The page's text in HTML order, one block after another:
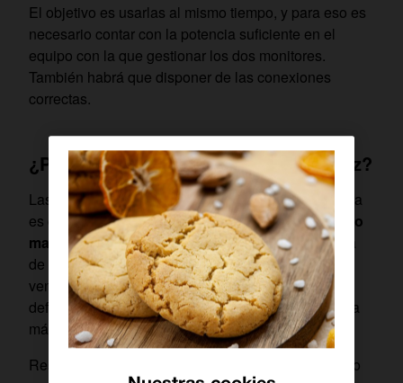
El objetivo es usarlas al mismo tiempo, y para eso es
necesario contar con la potencia suficiente en el
equipo con la que gestionar los dos monitores.
También habrá que disponer de las conexiones
correctas.
¿Por qué utilizar dos pantallas a la vez?
Las ventajas en la práctica son múltiples. La primera
es que conseguimosun espacio de trabajo mucho
mayor. Esto repercute de manera positiva a la hora
de realizar multitarea, ya que podemos tener más
ventanas a la vez con dimensiones superiores. En
definitiva, hacemos más cosas a la vez y de manera
más cómoda.
Resulta útil cuando se está en un entorno de trabajo